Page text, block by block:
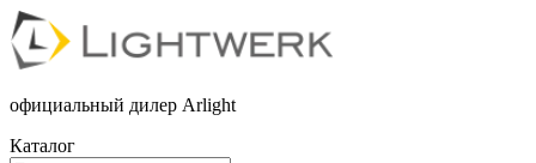
официальный дилер Arlight
Каталог